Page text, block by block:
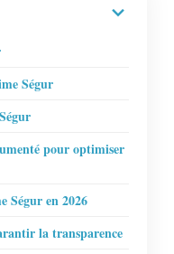
Ségur
pour optimiser
Ségur en 2026
la transparence